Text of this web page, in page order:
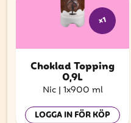
x1
Choklad Topping
0,9L
Nic | 1x900 ml
LOGGA IN FÖR KÖP